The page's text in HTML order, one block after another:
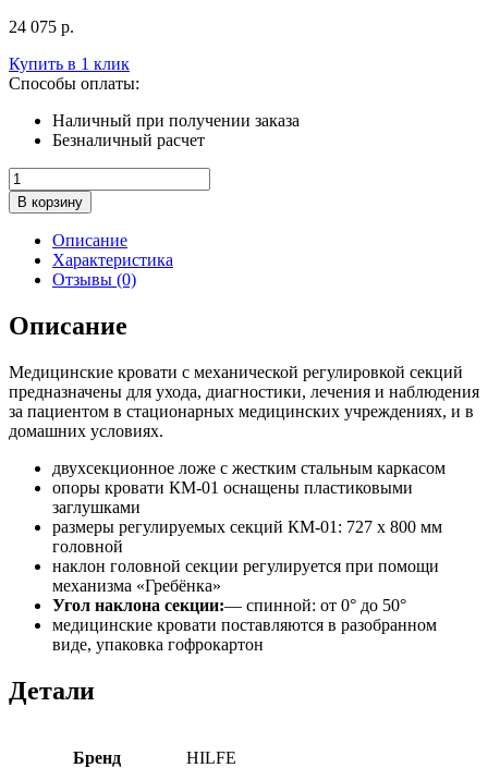
24 075 р.
Купить в 1 клик
Способы оплаты:
Наличный при получении заказа
Безналичный расчет
Количество
товара
Медицинская
кровать
КМ-01
В корзину
Описание
Характеристика
Отзывы (0)
Описание
Медицинские кровати с механической регулировкой секций
предназначены для ухода, диагностики, лечения и наблюдения
за пациентом в стационарных медицинских учреждениях, и в
домашних условиях.
двухсекционное ложе с жестким стальным каркасом
опоры кровати КМ-01 оснащены пластиковыми
заглушками
размеры регулируемых секций КМ-01: 727 х 800 мм
головной
наклон головной секции регулируется при помощи
механизма «Гребёнка»
Угол наклона секции:— спинной: от 0° до 50°
медицинские кровати поставляются в разобранном
виде, упаковка гофрокартон
Детали
Бренд HILFE